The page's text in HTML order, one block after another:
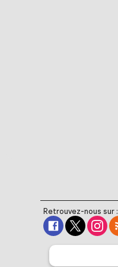
Retrouvez-nous sur :